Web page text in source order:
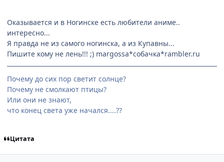
Оказывается и в Ногинске есть любители аниме..
интересно...
Я правда не из самого ногинска, а из Купавны...
Пишите кому не лень!!! ;) margossa*собачка*rambler.ru
Почему до сих пор светит солнце?
Почему не смолкают птицы?
Или они не знают,
что конец света уже начался....??
Цитата